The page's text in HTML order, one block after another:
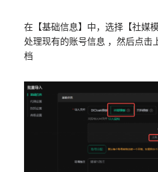
在【基础信息】中，选择【社媒
处理现有的账号信息 ，然后点击
档